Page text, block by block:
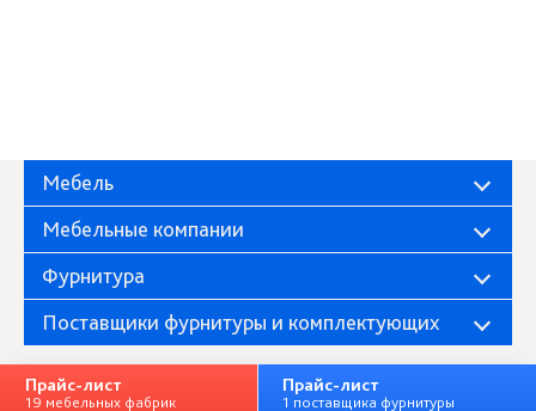
Мебель
Мебельные компании
Фурнитура
Поставщики фурнитуры и комплектующих
Прайс-лист
19 мебельных фабрик
Прайс-лист
1 поставщика фурнитуры